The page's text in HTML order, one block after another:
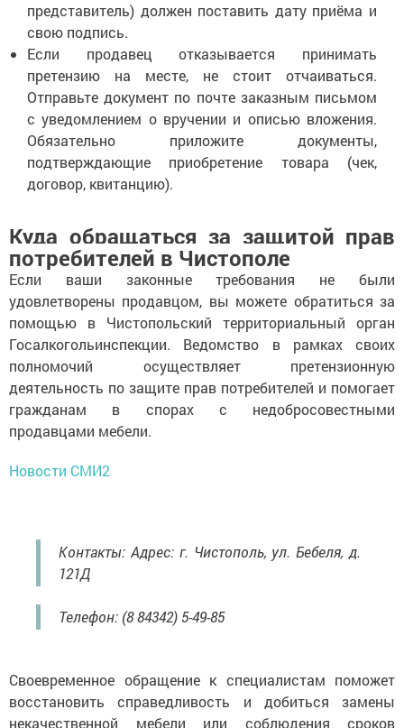
представитель) должен поставить дату приёма и
свою подпись.
Если продавец отказывается принимать
претензию на месте, не стоит отчаиваться.
Отправьте документ по почте заказным письмом
с уведомлением о вручении и описью вложения.
Обязательно приложите документы,
подтверждающие приобретение товара (чек,
договор, квитанцию).
Куда обращаться за защитой прав
потребителей в Чистополе
Если ваши законные требования не были
удовлетворены продавцом, вы можете обратиться за
помощью в Чистопольский территориальный орган
Госалкогольинспекции. Ведомство в рамках своих
полномочий осуществляет претензионную
деятельность по защите прав потребителей и помогает
гражданам в спорах с недобросовестными
продавцами мебели.
Новости СМИ2
Контакты: Адрес: г. Чистополь, ул. Бебеля, д.
121Д
Телефон: (8 84342) 5-49-85
Своевременное обращение к специалистам поможет
восстановить справедливость и добиться замены
некачественной мебели или соблюдения сроков